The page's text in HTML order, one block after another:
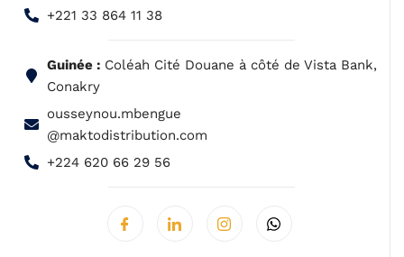
+221 33 864 11 38
Guinée : Coléah Cité Douane à côté de Vista Bank,
Conakry
ousseynou.mbengue
@maktodistribution.com
+224 620 66 29 56